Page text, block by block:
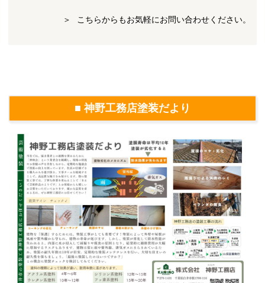
こちらからもお気軽にお問い合わせください。
■ 神野工務店塗装だより